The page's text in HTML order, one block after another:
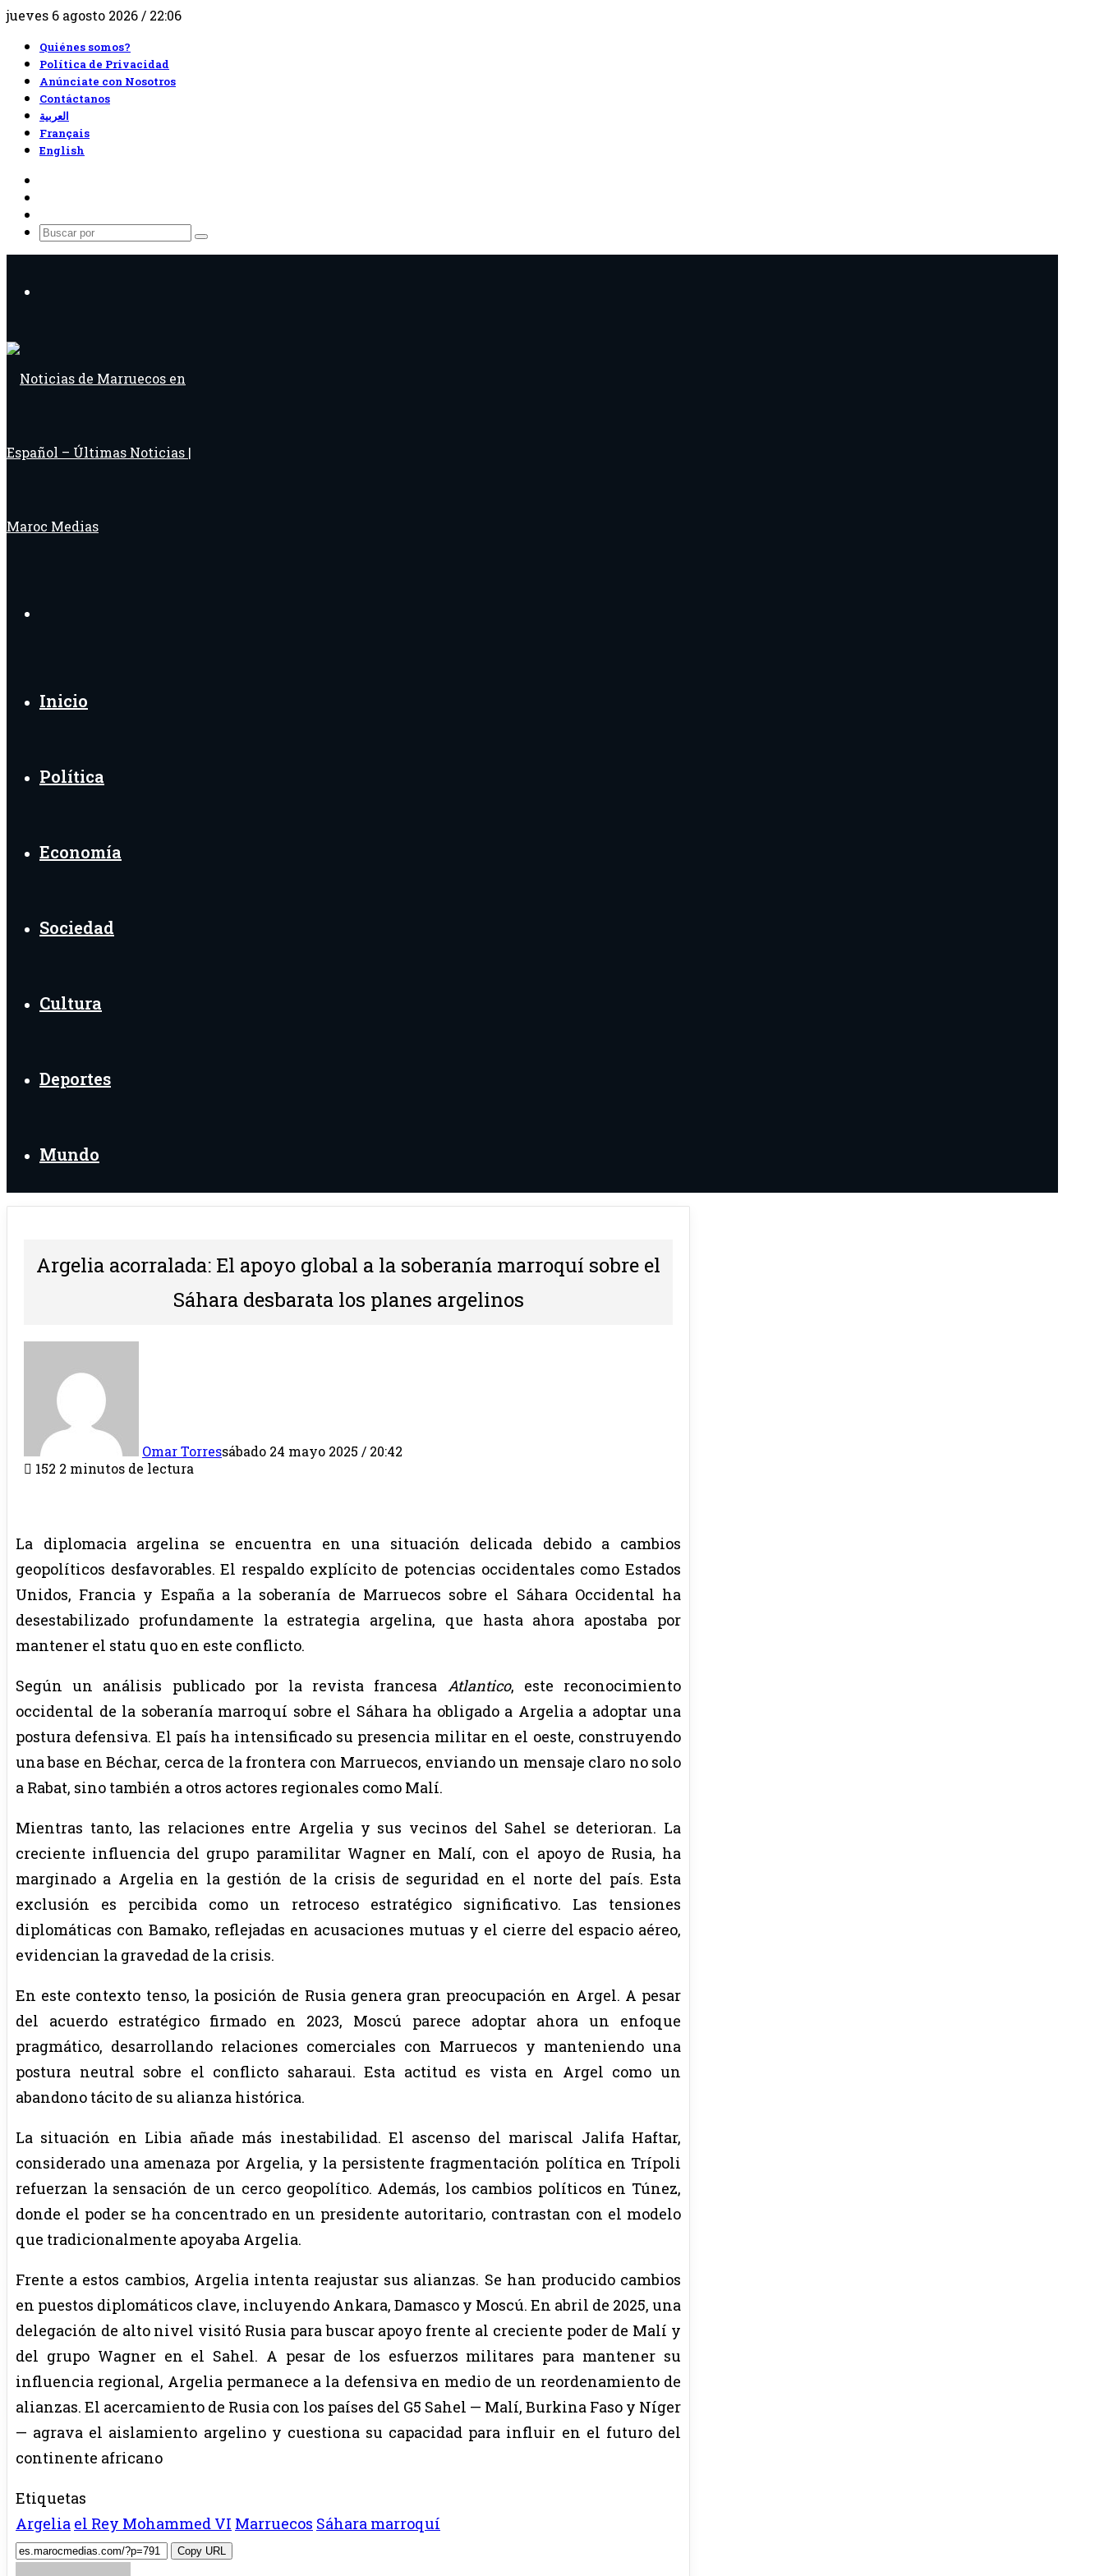
jueves 6 agosto 2026 / 22:06
Quiénes somos?
Política de Privacidad
Anúnciate con Nosotros
Contáctanos
العربية
Français
English
Buscar
por
Inicio
Política
Economía
Sociedad
Cultura
Deportes
Mundo
Argelia acorralada: El apoyo global a la soberanía marroquí sobre el
Sáhara desbarata los planes argelinos
Omar Torressábado 24 mayo 2025 / 20:42
152 2 minutos de lectura
La diplomacia argelina se encuentra en una situación delicada debido a cambios
geopolíticos desfavorables. El respaldo explícito de potencias occidentales como Estados
Unidos, Francia y España a la soberanía de Marruecos sobre el Sáhara Occidental ha
desestabilizado profundamente la estrategia argelina, que hasta ahora apostaba por
mantener el statu quo en este conflicto.
Según un análisis publicado por la revista francesa Atlantico, este reconocimiento
occidental de la soberanía marroquí sobre el Sáhara ha obligado a Argelia a adoptar una
postura defensiva. El país ha intensificado su presencia militar en el oeste, construyendo
una base en Béchar, cerca de la frontera con Marruecos, enviando un mensaje claro no solo
a Rabat, sino también a otros actores regionales como Malí.
Mientras tanto, las relaciones entre Argelia y sus vecinos del Sahel se deterioran. La
creciente influencia del grupo paramilitar Wagner en Malí, con el apoyo de Rusia, ha
marginado a Argelia en la gestión de la crisis de seguridad en el norte del país. Esta
exclusión es percibida como un retroceso estratégico significativo. Las tensiones
diplomáticas con Bamako, reflejadas en acusaciones mutuas y el cierre del espacio aéreo,
evidencian la gravedad de la crisis.
En este contexto tenso, la posición de Rusia genera gran preocupación en Argel. A pesar
del acuerdo estratégico firmado en 2023, Moscú parece adoptar ahora un enfoque
pragmático, desarrollando relaciones comerciales con Marruecos y manteniendo una
postura neutral sobre el conflicto saharaui. Esta actitud es vista en Argel como un
abandono tácito de su alianza histórica.
La situación en Libia añade más inestabilidad. El ascenso del mariscal Jalifa Haftar,
considerado una amenaza por Argelia, y la persistente fragmentación política en Trípoli
refuerzan la sensación de un cerco geopolítico. Además, los cambios políticos en Túnez,
donde el poder se ha concentrado en un presidente autoritario, contrastan con el modelo
que tradicionalmente apoyaba Argelia.
Frente a estos cambios, Argelia intenta reajustar sus alianzas. Se han producido cambios
en puestos diplomáticos clave, incluyendo Ankara, Damasco y Moscú. En abril de 2025, una
delegación de alto nivel visitó Rusia para buscar apoyo frente al creciente poder de Malí y
del grupo Wagner en el Sahel. A pesar de los esfuerzos militares para mantener su
influencia regional, Argelia permanece a la defensiva en medio de un reordenamiento de
alianzas. El acercamiento de Rusia con los países del G5 Sahel — Malí, Burkina Faso y Níger
— agrava el aislamiento argelino y cuestiona su capacidad para influir en el futuro del
continente africano
Etiquetas
Argelia el Rey Mohammed VI Marruecos Sáhara marroquí
Copy URL